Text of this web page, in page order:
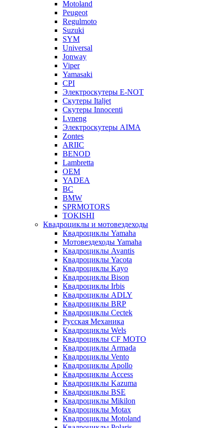
Motoland
Peugeot
Regulmoto
Suzuki
SYM
Universal
Jonway
Viper
Yamasaki
CPI
Электроскутеры E-NOT
Скутеры Italjet
Скутеры Innocenti
Lvneng
Электроскутеры AIMA
Zontes
ARIIC
BENOD
Lambretta
OEM
YADEA
BC
BMW
SPRMOTORS
TOKISHI
Квадроциклы и мотовездеходы
Квадроциклы Yamaha
Мотовездеходы Yamaha
Квадроциклы Avantis
Квадроциклы Yacota
Квадроциклы Kayo
Квадроциклы Bison
Квадроциклы Irbis
Квадроциклы ADLY
Квадроциклы BRP
Квадроциклы Cectek
Русская Механика
Квадроциклы Wels
Квадроциклы CF MOTO
Квадроциклы Armada
Квадроциклы Vento
Квадроциклы Apollo
Квадроциклы Access
Квадроциклы Kazuma
Квадроциклы BSE
Квадроциклы Mikilon
Квадроциклы Motax
Квадроциклы Motoland